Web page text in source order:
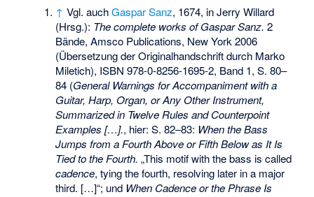
↑ Vgl. auchGaspar Sanz, 1674, in Jerry Willard
(Hrsg.): The complete works of Gaspar Sanz. 2
Bände, Amsco Publications, New York 2006
(Übersetzung der Originalhandschrift durch Marko
Miletich), ISBN 978-0-8256-1695-2, Band 1, S. 80–
84 (General Warnings for Accompaniment with a
Guitar, Harp, Organ, or Any Other Instrument,
Summarized in Twelve Rules and Counterpoint
Examples […]., hier: S. 82–83: When the Bass
Jumps from a Fourth Above or Fifth Below as It Is
Tied to the Fourth. „This motif with the bass is called
cadence, tying the fourth, resolving later in a major
third. […]“; und When Cadence or the Phrase Is